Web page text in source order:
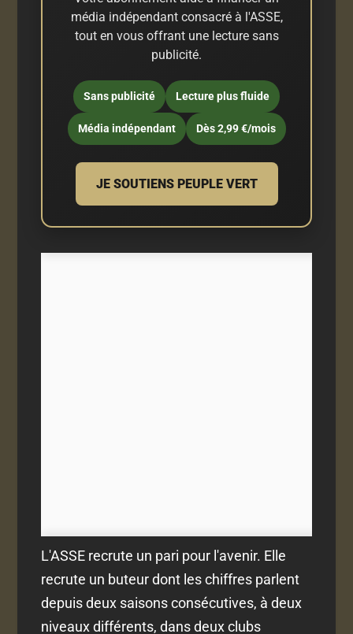
média indépendant consacré à l'ASSE,
tout en vous offrant une lecture sans
publicité.
Sans publicité Lecture plus fluide
Média indépendant Dès 2,99 €/mois
JE SOUTIENS PEUPLE VERT
L'ASSE recrute un pari pour l'avenir. Elle
recrute un buteur dont les chiffres parlent
depuis deux saisons consécutives, à deux
niveaux différents, dans deux clubs